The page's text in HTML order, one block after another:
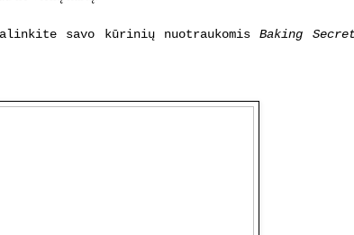
savo kūrinių nuotraukomisBaking